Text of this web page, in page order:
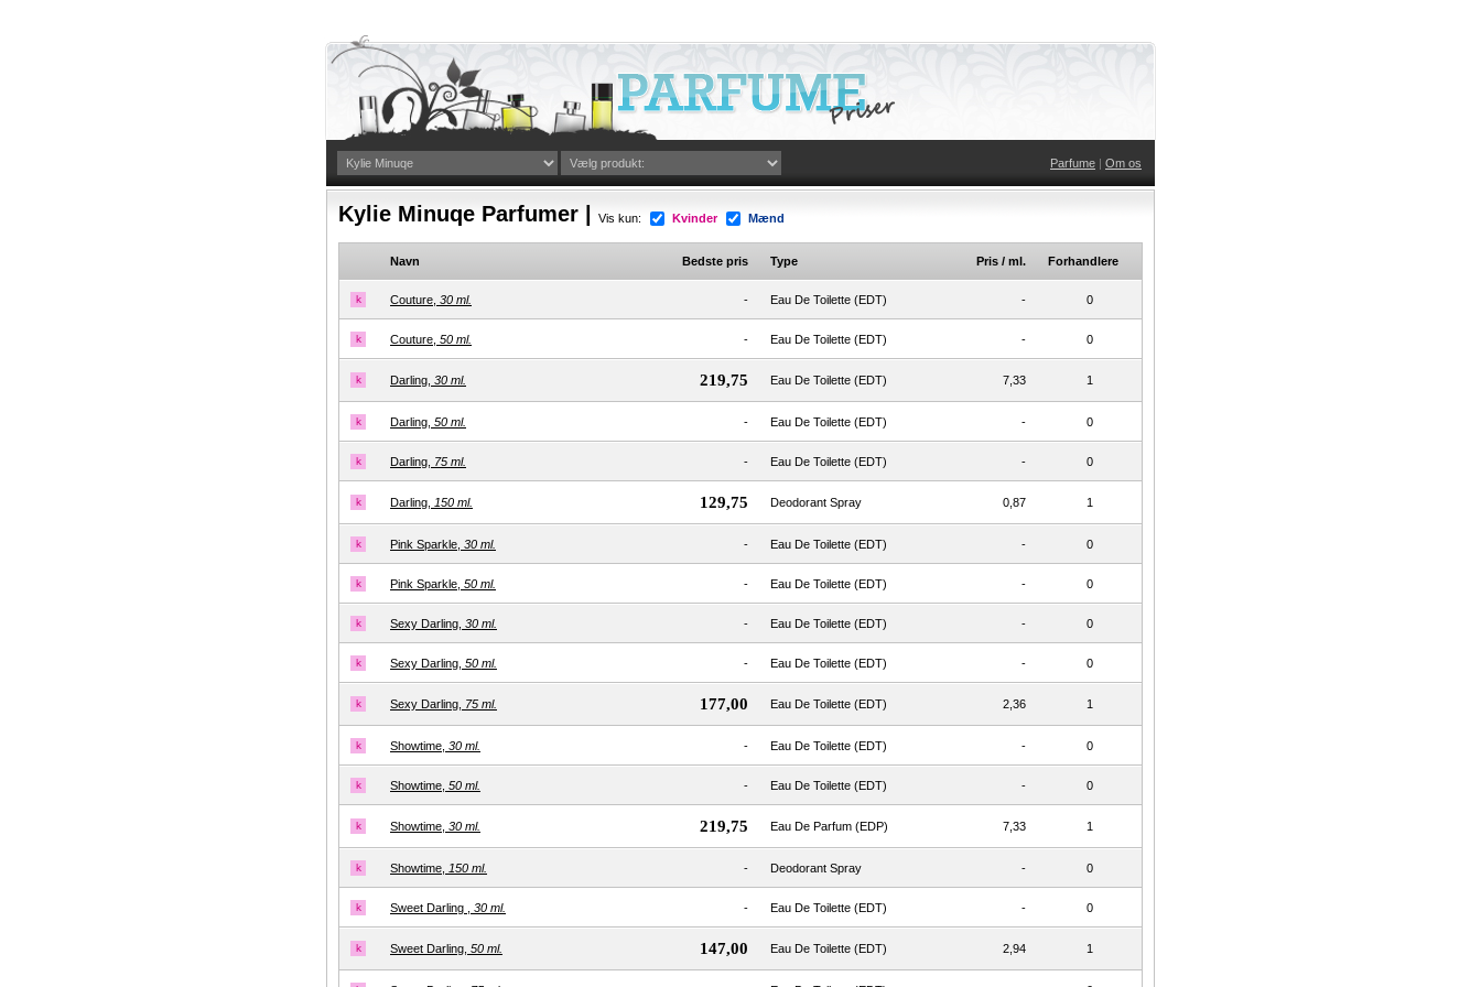
Parfume | Om os
Kylie Minuqe Parfumer | Vis kun: Kvinder Mænd
Navn Bedste pris Type Pris / ml. Forhandlere
k Couture, 30 ml. - Eau De Toilette (EDT) - 0
k Couture, 50 ml. - Eau De Toilette (EDT) - 0
k Darling, 30 ml. 219,75 Eau De Toilette (EDT) 7,33 1
k Darling, 50 ml. - Eau De Toilette (EDT) - 0
k Darling, 75 ml. - Eau De Toilette (EDT) - 0
k Darling, 150 ml. 129,75 Deodorant Spray 0,87 1
k Pink Sparkle, 30 ml. - Eau De Toilette (EDT) - 0
k Pink Sparkle, 50 ml. - Eau De Toilette (EDT) - 0
k Sexy Darling, 30 ml. - Eau De Toilette (EDT) - 0
k Sexy Darling, 50 ml. - Eau De Toilette (EDT) - 0
k Sexy Darling, 75 ml. 177,00 Eau De Toilette (EDT) 2,36 1
k Showtime, 30 ml. - Eau De Toilette (EDT) - 0
k Showtime, 50 ml. - Eau De Toilette (EDT) - 0
k Showtime, 30 ml. 219,75 Eau De Parfum (EDP) 7,33 1
k Showtime, 150 ml. - Deodorant Spray - 0
k Sweet Darling , 30 ml. - Eau De Toilette (EDT) - 0
k Sweet Darling, 50 ml. 147,00 Eau De Toilette (EDT) 2,94 1